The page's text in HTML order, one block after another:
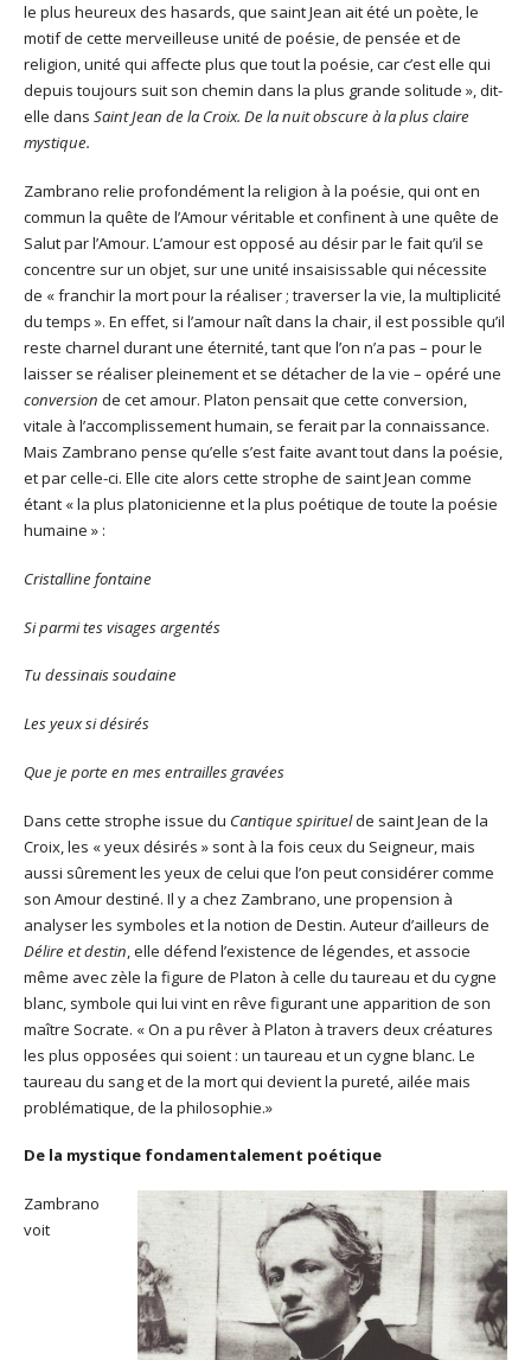
le plus heureux des hasards, que saint Jean ait été un poète, le
motif de cette merveilleuse unité de poésie, de pensée et de
religion, unité qui affecte plus que tout la poésie, car c’est elle qui
depuis toujours suit son chemin dans la plus grande solitude », dit-
elle dans Saint Jean de la Croix. De la nuit obscure à la plus claire
mystique.
Zambrano relie profondément la religion à la poésie, qui ont en
commun la quête de l’Amour véritable et confinent à une quête de
Salut par l’Amour. L’amour est opposé au désir par le fait qu’il se
concentre sur un objet, sur une unité insaisissable qui nécessite
de « franchir la mort pour la réaliser ; traverser la vie, la multiplicité
du temps ». En effet, si l’amour naît dans la chair, il est possible qu’il
reste charnel durant une éternité, tant que l’on n’a pas – pour le
laisser se réaliser pleinement et se détacher de la vie – opéré une
conversion de cet amour. Platon pensait que cette conversion,
vitale à l’accomplissement humain, se ferait par la connaissance.
Mais Zambrano pense qu’elle s’est faite avant tout dans la poésie,
et par celle-ci. Elle cite alors cette strophe de saint Jean comme
étant « la plus platonicienne et la plus poétique de toute la poésie
humaine » :
Cristalline fontaine
Si parmi tes visages argentés
Tu dessinais soudaine
Les yeux si désirés
Que je porte en mes entrailles gravées
Dans cette strophe issue du Cantique spirituelde saint Jean de la
Croix, les « yeux désirés » sont à la fois ceux du Seigneur, mais
aussi sûrement les yeux de celui que l’on peut considérer comme
son Amour destiné. Il y a chez Zambrano, une propension à
analyser les symboles et la notion de Destin. Auteur d’ailleurs de
Délire et destin, elle défend l’existence de légendes, et associe
même avec zèle la figure de Platon à celle du taureau et du cygne
blanc, symbole qui lui vint en rêve figurant une apparition de son
maître Socrate. « On a pu rêver à Platon à travers deux créatures
les plus opposées qui soient : un taureau et un cygne blanc. Le
taureau du sang et de la mort qui devient la pureté, ailée mais
problématique, de la philosophie.»
De la mystique fondamentalement poétique
Zambrano
voit